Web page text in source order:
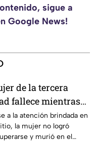
sigue a
Google News!
de la tercera
fallece mientras
por el Centro
a la atención brindada en
la mujer no logró
y murió en el